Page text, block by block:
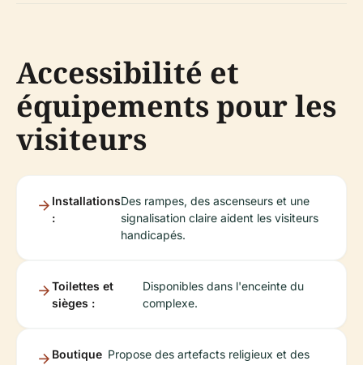
Accessibilité et
équipements pour les
visiteurs
Installations
:
Des rampes, des ascenseurs et une
signalisation claire aident les visiteurs
handicapés.
Toilettes et
sièges :
Disponibles dans l'enceinte du
complexe.
Boutique Propose des artefacts religieux et des